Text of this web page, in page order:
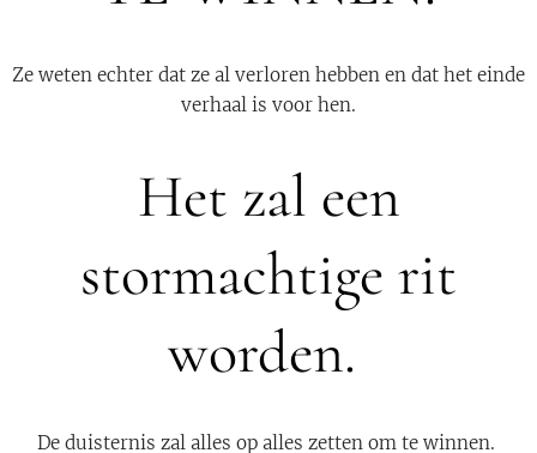
Ze weten echter dat ze al verloren hebben en dat het einde
verhaal is voor hen.
Het zal een
stormachtige rit
worden.
De duisternis zal alles op alles zetten om te winnen.